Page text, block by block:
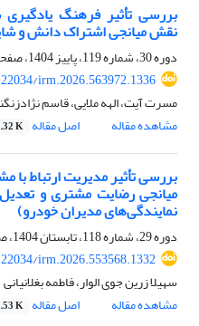
بررسی تأثیر فرهنگ یادگیری
نقش میانجی اشتراک دانش و
دوره 30، شماره 119، پاییز 1404، صفحه
irm.2026.563972.1336
مسرت آیت، الهه ملایی، قاسم
مشاهده مقاله
اصل مقاله K
بررسی تأثیر مدیریت ارتباط
میانجی رضایت مشتری و
نمایندگی‌های مدیران خودرو)
دوره 29، شماره 118، تابستان 1404، صفحه
irm.2026.553568.1332
سهیلا زرین جوی الوار، فاطمه بغلانیانی
مشاهده مقاله
اصل مقاله K